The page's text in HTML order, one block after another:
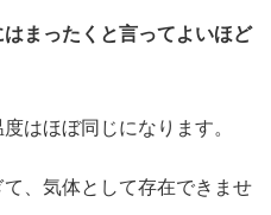
はまったくと言ってよいほど
はほぼ同じになります。
、気体として存在できませ